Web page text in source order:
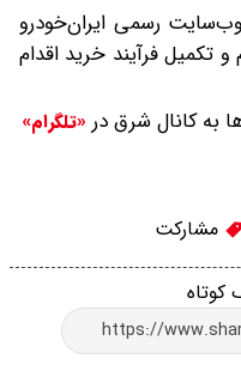
رسمی ایران‌خودرو
تکمیل فرآیند خرید اقدام
به کانال شرق در «تلگرام»
مشارکت
کوتاه